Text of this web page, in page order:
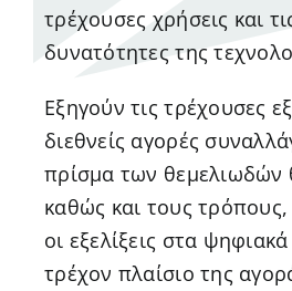
τρέχουσες χρήσεις και
δυνατότητες της
Εξηγούν τις τρέχουσες
διεθνείς αγορές
πρίσμα των θεμελιωδών
καθώς και τους
οι εξελίξεις στα
τρέχον πλαίσιο της